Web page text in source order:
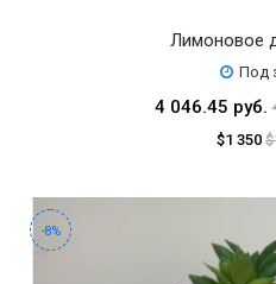
Лимоновое
Под
4 046.45 руб.
$1 350
-8%